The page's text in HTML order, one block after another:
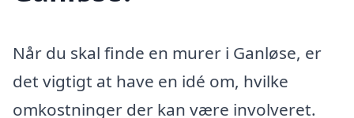
Når du skal finde en murer i Ganløse, er
det vigtigt at have en idé om, hvilke
omkostninger der kan være involveret.